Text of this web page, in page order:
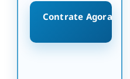
Contrate Agora